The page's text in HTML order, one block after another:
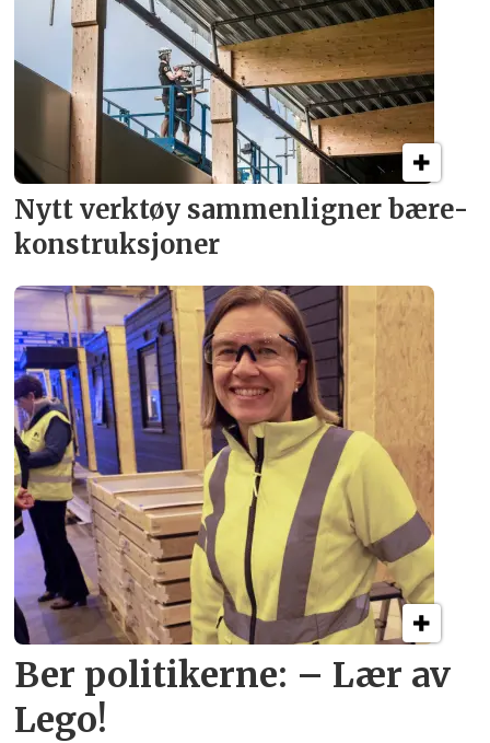
Nytt verktøy sammenligner bære­
konstruksjoner
Ber politikerne: – Lær av
Lego!